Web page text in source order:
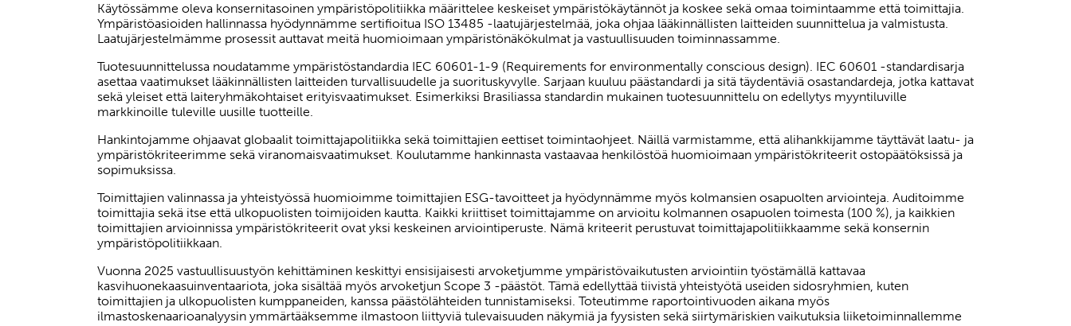
Käytössämme oleva konsernitasoinen ympäristöpolitiikka määrittelee keskeiset ympäristökäytännöt ja koskee sekä omaa toimintaamme että toimittajia.
Ympäristöasioiden hallinnassa hyödynnämme sertifioitua ISO 13485 -laatujärjestelmää, joka ohjaa lääkinnällisten laitteiden suunnittelua ja valmistusta.
Laatujärjestelmämme prosessit auttavat meitä huomioimaan ympäristönäkökulmat ja vastuullisuuden toiminnassamme.
Tuotesuunnittelussa noudatamme ympäristöstandardia IEC 60601-1-9 (Requirements for environmentally conscious design). IEC 60601 -standardisarja
asettaa vaatimukset lääkinnällisten laitteiden turvallisuudelle ja suorituskyvylle. Sarjaan kuuluu päästandardi ja sitä täydentäviä osastandardeja, jotka kattavat
sekä yleiset että laiteryhmäkohtaiset erityisvaatimukset. Esimerkiksi Brasiliassa standardin mukainen tuotesuunnittelu on edellytys myyntiluville
markkinoille tuleville uusille tuotteille.
Hankintojamme ohjaavat globaalit toimittajapolitiikka sekä toimittajien eettiset toimintaohjeet. Näillä varmistamme, että alihankkijamme täyttävät laatu- ja
ympäristökriteerimme sekä viranomaisvaatimukset. Koulutamme hankinnasta vastaavaa henkilöstöä huomioimaan ympäristökriteerit ostopäätöksissä ja
sopimuksissa.
Toimittajien valinnassa ja yhteistyössä huomioimme toimittajien ESG-tavoitteet ja hyödynnämme myös kolmansien osapuolten arviointeja. Auditoimme
toimittajia sekä itse että ulkopuolisten toimijoiden kautta. Kaikki kriittiset toimittajamme on arvioitu kolmannen osapuolen toimesta (100 %), ja kaikkien
toimittajien arvioinnissa ympäristökriteerit ovat yksi keskeinen arviointiperuste. Nämä kriteerit perustuvat toimittajapolitiikkaamme sekä konsernin
ympäristöpolitiikkaan.
Vuonna 2025 vastuullisuustyön kehittäminen keskittyi ensisijaisesti arvoketjumme ympäristövaikutusten arviointiin työstämällä kattavaa
kasvihuonekaasuinventaariota, joka sisältää myös arvoketjun Scope 3 -päästöt. Tämä edellyttää tiivistä yhteistyötä useiden sidosryhmien, kuten
toimittajien ja ulkopuolisten kumppaneiden, kanssa päästölähteiden tunnistamiseksi. Toteutimme raportointivuoden aikana myös
ilmastoskenaarioanalyysin ymmärtääksemme ilmastoon liittyviä tulevaisuuden näkymiä ja fyysisten sekä siirtymäriskien vaikutuksia liiketoiminnallemme